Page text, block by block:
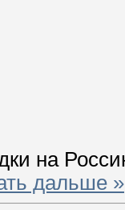
на
дальше »